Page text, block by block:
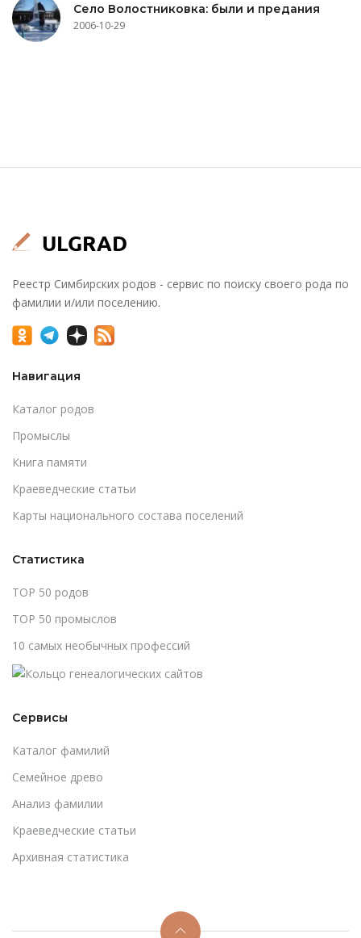
Село Волостниковка: были и предания
2006-10-29
Реестр Симбирских родов - сервис по поиску своего рода по
фамилии и/или поселению.
Навигация
Каталог родов
Промыслы
Книга памяти
Краеведческие статьи
Карты национального состава поселений
Статистика
TOP 50 родов
TOP 50 промыслов
10 самых необычных профессий
Сервисы
Каталог фамилий
Cемейное древо
Анализ фамилии
Краеведческие статьи
Архивная статистика